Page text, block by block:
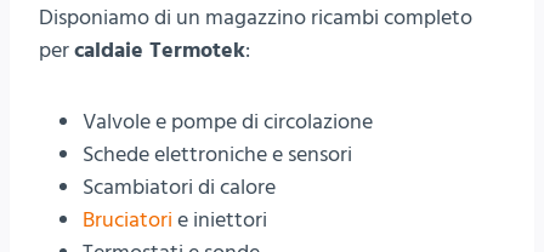
Disponiamo di un magazzino ricambi completo
percaldaie Termotek:
Valvole e pompe di circolazione
Schede elettroniche e sensori
Scambiatori di calore
Bruciatori e iniettori